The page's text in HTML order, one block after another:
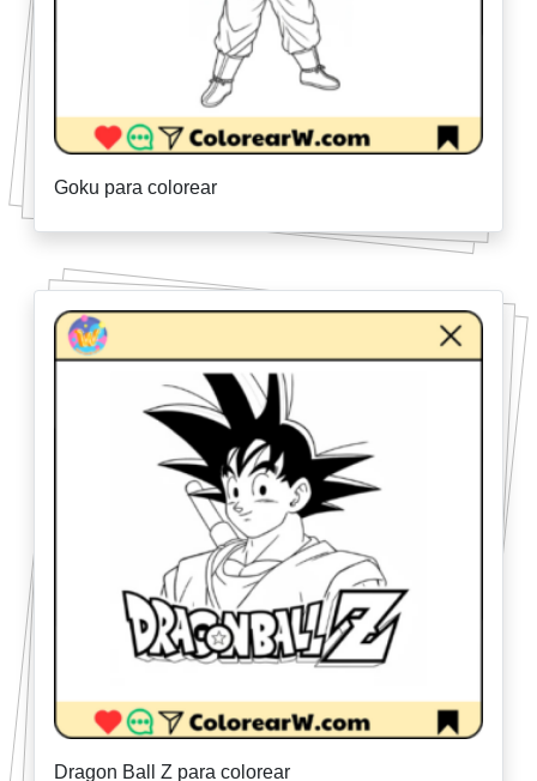
Goku para colorear
Dragon Ball Z para colorear